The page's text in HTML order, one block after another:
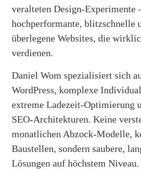
veralteten Design-Experimente
hochperformante, blitzschnelle
überlegene Websites, die
verdienen.
Daniel Wom spezialisiert sich
WordPress, komplexe
extreme Ladezeit-Optimierung
SEO-Architekturen. Keine
monatlichen Abzock-Modelle,
Baustellen, sondern saubere,
Lösungen auf höchstem Niveau.